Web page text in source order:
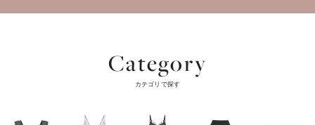
Category
カテゴリで探す